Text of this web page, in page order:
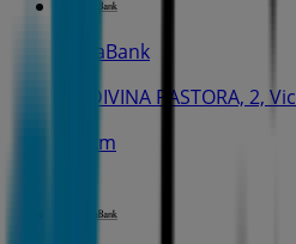
CaixaBank
PL. DIVINA PASTORA, 2, Vic
2.1 km